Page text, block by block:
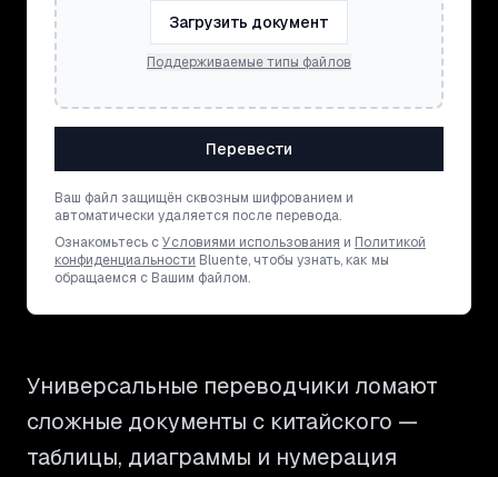
Загрузить документ
Поддерживаемые типы файлов
Перевести
Ваш файл защищён сквозным шифрованием и
автоматически удаляется после перевода.
Ознакомьтесь сУсловиями использования и Политикой
конфиденциальности Bluente, чтобы узнать, как мы
обращаемся с Вашим файлом.
Универсальные переводчики ломают
сложные документы с китайского —
таблицы, диаграммы и нумерация